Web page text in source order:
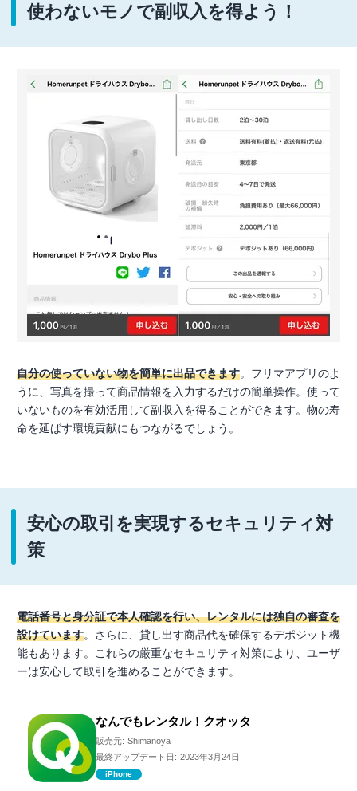
使わないモノで副収入を得よう！
自分の使っていない物を簡単に出品できます。フリマアプリのよ
うに、写真を撮って商品情報を入力するだけの簡単操作。使って
いないものを有効活用して副収入を得ることができます。物の寿
命を延ばす環境貢献にもつながるでしょう。
安心の取引を実現するセキュリティ対
策
電話番号と身分証で本人確認を行い、レンタルには独自の審査を
設けています。さらに、貸し出す商品代を確保するデポジット機
能もあります。これらの厳重なセキュリティ対策により、ユーザ
ーは安心して取引を進めることができます。
なんでもレンタル！クオッタ
販売元: Shimanoya
最終アップデート日: 2023年3月24日
iPhone